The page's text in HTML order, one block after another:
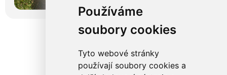
Používáme
soubory cookies
Tyto webové stránky
používají soubory cookies a